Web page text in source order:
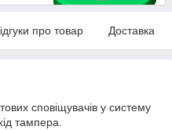
про товар Доставка
сповіщувачів у систему
тампера.